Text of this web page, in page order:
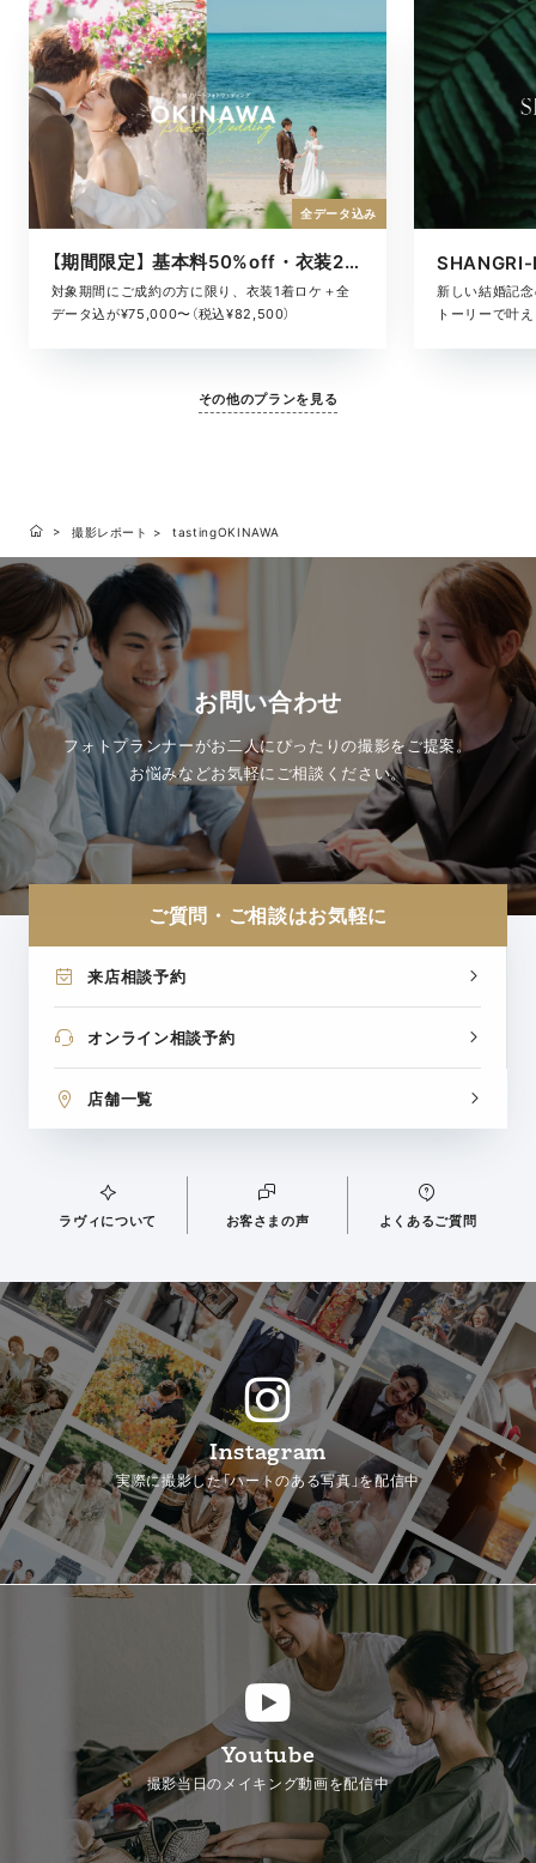
【期間限定】 基本料50%off・衣装2着ロケ
対象期間にご成約の方に限り、衣装1着ロケ＋全
データ込が¥75,000〜（税込¥82,500）
全データ込み
新しい結婚記念
トーリーで叶
その他のプランを見る
撮影レポート tastingOKINAWA
お問い合わせ
フォトプランナーがお二人にぴったりの撮影をご提案。
お悩みなどお気軽にご相談ください。
ご質問・ご相談はお気軽に
来店相談予約
オンライン相談予約
店舗一覧
ラヴィについて お客さまの声 よくあるご質問
Instagram
実際に撮影した「ハートのある写真」を配信中
Youtube
撮影当日のメイキング動画を配信中